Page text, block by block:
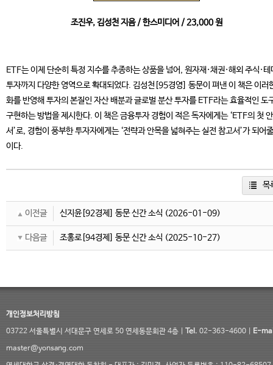
조진우, 김성천 지음 / 한스미디어 / 23,000 원
ETF는 이제 단순히 특정 지수를 추종하는 상품을 넘어, 원자재·채권·해외 주식·테
투자까지 다양한 영역으로 확대되었다. 김성천[95경영] 동문이 펴낸 이 책은 이러
화를 반영해 투자의 본질인 자산 배분과 글로벌 분산 투자를 ETF라는 효율적인 도
구현하는 방법을 제시한다. 이 책은 금융투자 경험이 적은 독자에게는 ‘ETF의 첫
서’로, 경험이 풍부한 투자자에게는 ‘전략과 안목을 넓혀주는 실전 참고서’가 되어
이다.
목
이전글 신지윤[92경제] 동문 신간 소식 (2026-01-09)
다음글 조홍로[94경제] 동문 신간 소식 (2025-10-27)
개인정보처리방침
03722 서울특별시 서대문구 연세로 50 연세동문회관 4층 |
Tel. 02-363-4600 | E-
master@yonsang.com